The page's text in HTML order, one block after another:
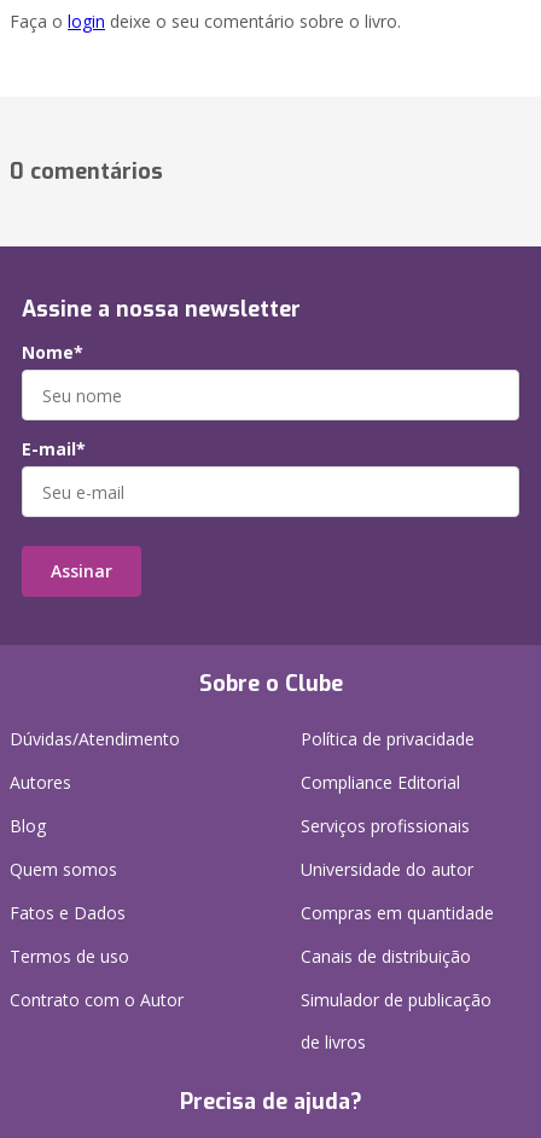
Faça o login deixe o seu comentário sobre o livro.
0 comentários
Sobre o Clube
Dúvidas/Atendimento
Autores
Blog
Quem somos
Fatos e Dados
Termos de uso
Contrato com o Autor
Política de privacidade
Compliance Editorial
Serviços profissionais
Universidade do autor
Compras em quantidade
Canais de distribuição
Simulador de publicação
de livros
Precisa de ajuda?
Assine a nossa newsletter
Nome*
E-mail*
Assinar